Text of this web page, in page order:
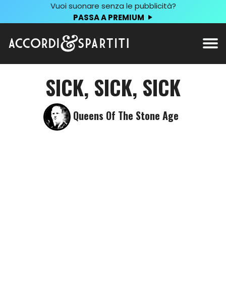
Vuoi suonare senza le pubblicità?
PASSA A PREMIUM
SICK, SICK, SICK
Queens Of The Stone Age